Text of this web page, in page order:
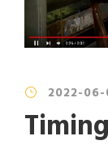
2022-